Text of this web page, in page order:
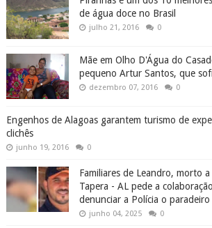
de água doce no Brasil
julho 21, 2016 0
Mãe em Olho D'Água do
pequeno Artur Santos, que
dezembro 07, 2016 0
Engenhos de Alagoas garantem turismo de
clichês
junho 19, 2016 0
Familiares de Leandro, morto
Tapera - AL pede a
denunciar a Polícia o paradeiro
junho 04, 2025 0